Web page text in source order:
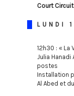
Court
LUNDI
12h30 : « La
Julia Hanadi
postes
Installation
Al Abed et